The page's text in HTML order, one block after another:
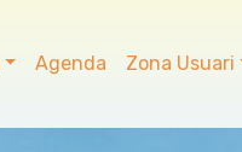
Agenda Zona Usuari